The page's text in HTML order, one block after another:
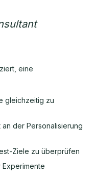
eine
gleichzeitig zu
an der Personalisierung
Ziele zu überprüfen